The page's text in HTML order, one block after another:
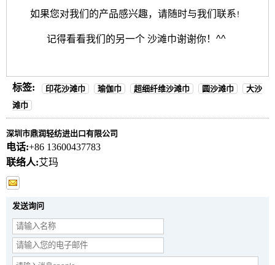
如果您对我们的产品感兴趣，请随时与我们联系 ！
记得看看我们的另一个 沙滩巾谢谢你！^^
标签: 印花沙滩巾 瑜伽巾 超细纤维沙滩巾 圆沙滩巾
大沙
滩巾
深圳市鼎润轻纺进出口有限公司
电话:+86 13600437783
联络人:艾玛
发送询问